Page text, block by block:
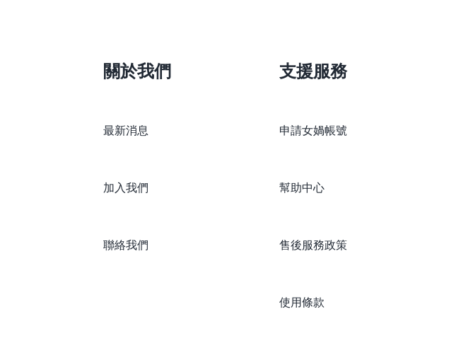
關於我們
最新消息
加入我們
聯絡我們
支援服務
申請女媧帳號
幫助中心
售後服務政策
使用條款